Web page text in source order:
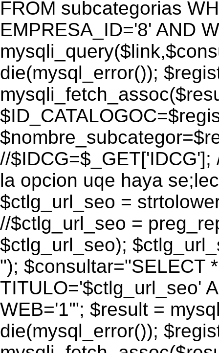
FROM subcategorias
EMPRESA_ID='8' AND
die(mysql_error());
//
la opcion uqe haya
$ctlg_url_seo =
//$ctlg_url_seo =
$ctlg_url_seo);
"); $consultar="SELECT
TITULO='$ctlg_url_seo'
WEB='1'"; $result =
die(mysql_error());